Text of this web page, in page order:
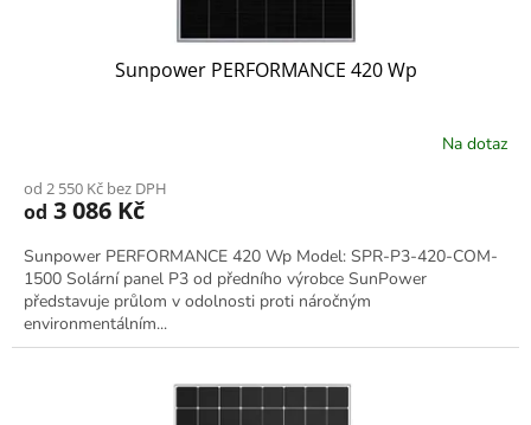
Sunpower PERFORMANCE 420 Wp
Na dotaz
od 2 550 Kč bez DPH
od 3 086 Kč
Sunpower PERFORMANCE 420 Wp Model: SPR-P3-420-COM-
1500 Solární panel P3 od předního výrobce SunPower
představuje průlom v odolnosti proti náročným
environmentálním...